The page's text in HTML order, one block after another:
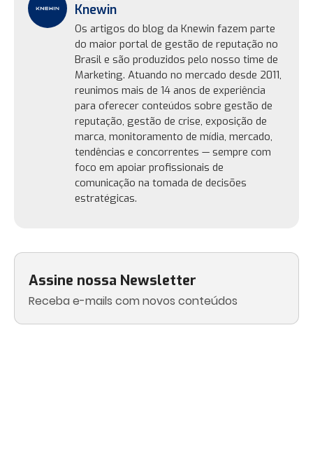
Assine nossa Newsletter
Receba e-mails com novos conteúdos
Knewin
Os artigos do blog da Knewin fazem parte
do maior portal de gestão de reputação no
Brasil e são produzidos pelo nosso time de
Marketing. Atuando no mercado desde 2011,
reunimos mais de 14 anos de experiência
para oferecer conteúdos sobre gestão de
reputação, gestão de crise, exposição de
marca, monitoramento de mídia, mercado,
tendências e concorrentes — sempre com
foco em apoiar profissionais de
comunicação na tomada de decisões
estratégicas.